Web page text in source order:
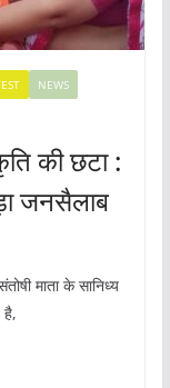
NEWS
की छटा :
जनसैलाब
माता के सानिध्य
है,